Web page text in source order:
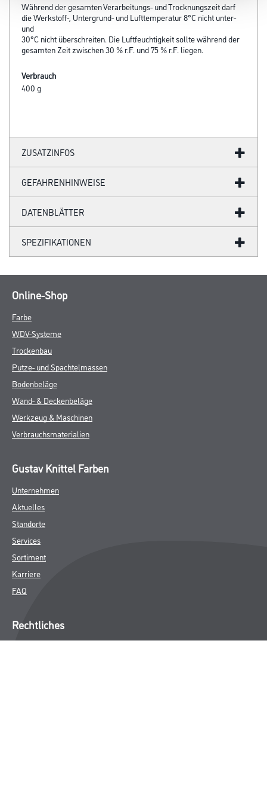
Während der gesamten Verarbeitungs- und Trocknungszeit darf
die Werkstoff-, Untergrund- und Lufttemperatur 8°C nicht unter-
und
30°C nicht überschreiten. Die Luftfeuchtigkeit sollte während der
gesamten Zeit zwischen 30 % r.F. und 75 % r.F. liegen.
Verbrauch
400 g
ZUSATZINFOS
GEFAHRENHINWEISE
DATENBLÄTTER
SPEZIFIKATIONEN
Online-Shop
Farbe
WDV-Systeme
Trockenbau
Putze- und Spachtelmassen
Bodenbeläge
Wand- & Deckenbeläge
Werkzeug & Maschinen
Verbrauchsmaterialien
Gustav Knittel Farben
Unternehmen
Aktuelles
Standorte
Services
Sortiment
Karriere
FAQ
Rechtliches